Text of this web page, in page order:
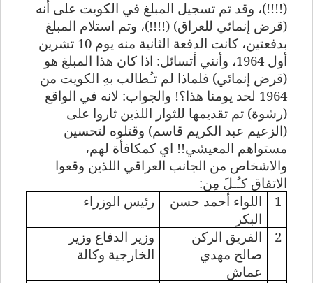
(!!!!)، وقد تم تسجيل المبلغ في الكويت على أنه
(قرض إنمائي للعراق) (!!!!)، وتم استلام المبلغ
بدفعتين، كانت الدفعة الثانية منه يوم 10 تشرين
أول 1964، وأنني أتسائل: اذا كان هذا المبلغ هو
(قرض إنمائي) فلماذا لم تـُطالب بهِ الكويت من
1964 لحد يومنا هذا؟! والجواب: لانه في الواقع
(رشوة) تم تقديمها للثوار اللذين ثاروا على
(الزعيم عبد الكريم قاسم) وقتلوه لتحسين
مستواهم المعيشي!! اي كمكافأة لهم،
والاشخاص من الجانب العراقي اللذين وقعوا
الاتفاق كـُـلَ مِن:
1
اللواء أحمد حسن
البكر
رئيس الوزراء
2
الفريق الركن
صالح مهدي
عماش
وزير الدفاع وزير
الخارجية وكالة